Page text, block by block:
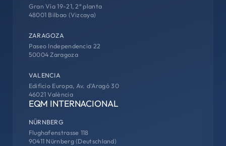
Gran Vía 19-21, 2ª planta
48001 Bilbao (Vizcaya)
ZARAGOZA
Paseo Independencia 22
50004 Zaragoza
VALENCIA
Edificio Europa, Av. d'Aragó 30
46021 València
EQM INTERNACIONAL
NÜRNBERG
Flughafenstrasse 118
90411 Nürnberg (Deutschland)